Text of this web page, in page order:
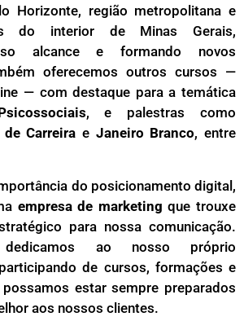
Horizonte, região metropolitana e
do interior de Minas Gerais,
alcance e formando novos
oferecemos outros cursos —
— com destaque para a temática
, e palestras como
Carreira e Janeiro Branco, entre
do posicionamento digital,
empresa de marketing que trouxe
para nossa comunicação.
ao nosso próprio
de cursos, formações e
estar sempre preparados
aos nossos clientes.